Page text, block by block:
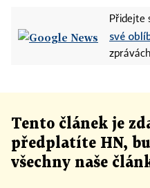
Přidejte
své
Tento článek je
předplatíte HN,
všechny naše